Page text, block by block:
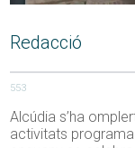
Redacció
553
Alcúdia s’ha
activitats